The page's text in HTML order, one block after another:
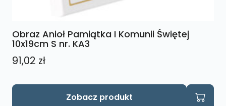
Obraz Anioł Pamiątka I Komunii Świętej
10x19cm S nr. KA3
91,02 zł
Zobacz produkt